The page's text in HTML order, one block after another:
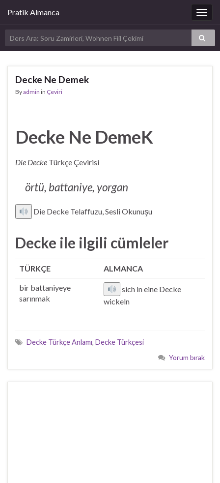
Pratik Almanca
Decke Ne Demek
Byadmin in Çeviri
Decke Ne DemeK
Die Decke Türkçe Çevirisi
örtü, battaniye, yorgan
Die Decke Telaffuzu, Sesli Okunuşu
Decke ile ilgili cümleler
TÜRKÇE ALMANCA
bir battaniyeye
sarınmak
sich in eine Decke
wickeln
Decke Türkçe Anlamı, Decke Türkçesi
Yorum bırak